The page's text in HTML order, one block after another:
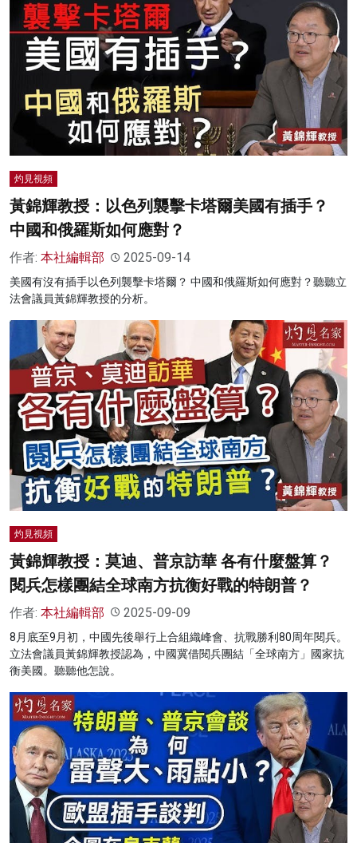
灼見視頻
黃錦輝教授：以色列襲擊卡塔爾美國有插手？
中國和俄羅斯如何應對？
作者: 本社編輯部 2025-09-14
美國有沒有插手以色列襲擊卡塔爾？ 中國和俄羅斯如何應對？聽聽立
法會議員黃錦輝教授的分析。
灼見視頻
黃錦輝教授：莫迪、普京訪華 各有什麼盤算？
閱兵怎樣團結全球南方抗衡好戰的特朗普？
作者: 本社編輯部 2025-09-09
8月底至9月初，中國先後舉行上合組織峰會、抗戰勝利80周年閱兵。
立法會議員黃錦輝教授認為，中國冀借閱兵團結「全球南方」國家抗
衡美國。聽聽他怎說。